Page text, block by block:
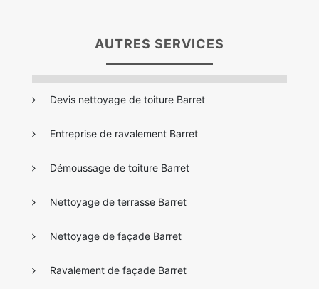
AUTRES SERVICES
Devis nettoyage de toiture Barret
Entreprise de ravalement Barret
Démoussage de toiture Barret
Nettoyage de terrasse Barret
Nettoyage de façade Barret
Ravalement de façade Barret